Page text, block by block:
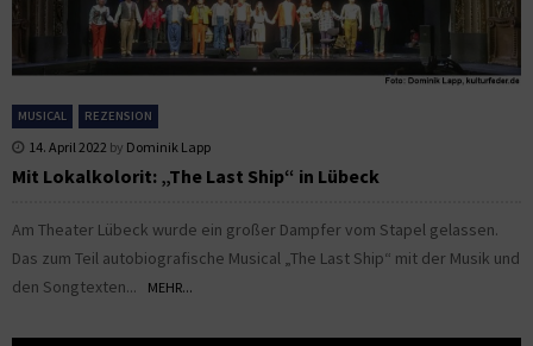
MUSICAL REZENSION
14. April 2022 by Dominik Lapp
Mit Lokalkolorit: „The Last Ship“ in Lübeck
Am Theater Lübeck wurde ein großer Dampfer vom Stapel gelassen.
Das zum Teil autobiografische Musical „The Last Ship“ mit der Musik und
den Songtexten...
MEHR...